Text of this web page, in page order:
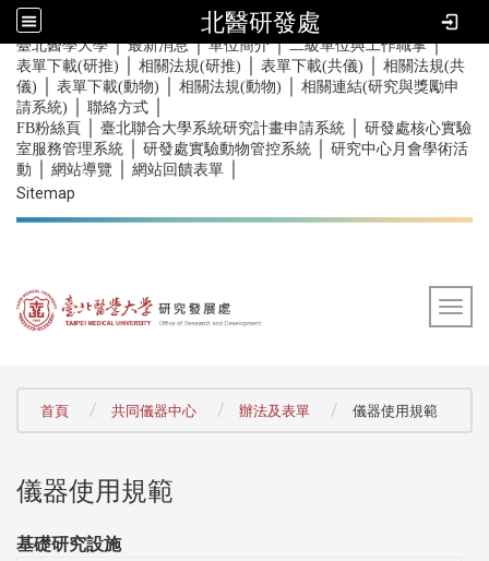
北醫研發處
::: 臺北醫學大學｜最新消息｜單位簡介｜二級單位與工作職掌｜
表單下載(研推) 相關法規(研推) 表單下載(共儀)
相關法規(共
儀)
表單下載(動物) 相關法規(動物)
相關連結(研究與獎勵申
請系統)
聯絡方式
FB粉絲頁 臺北聯合大學系統研究計畫申請系統
研發處核心實驗
室服務管理系統
研發處實驗動物管控系統
研究中心月會學術活
動
網站導覽 網站回饋表單
Sitemap
首頁 共同儀器中心 辦法及表單 儀器使用規範
儀器使用規範
基礎研究設施